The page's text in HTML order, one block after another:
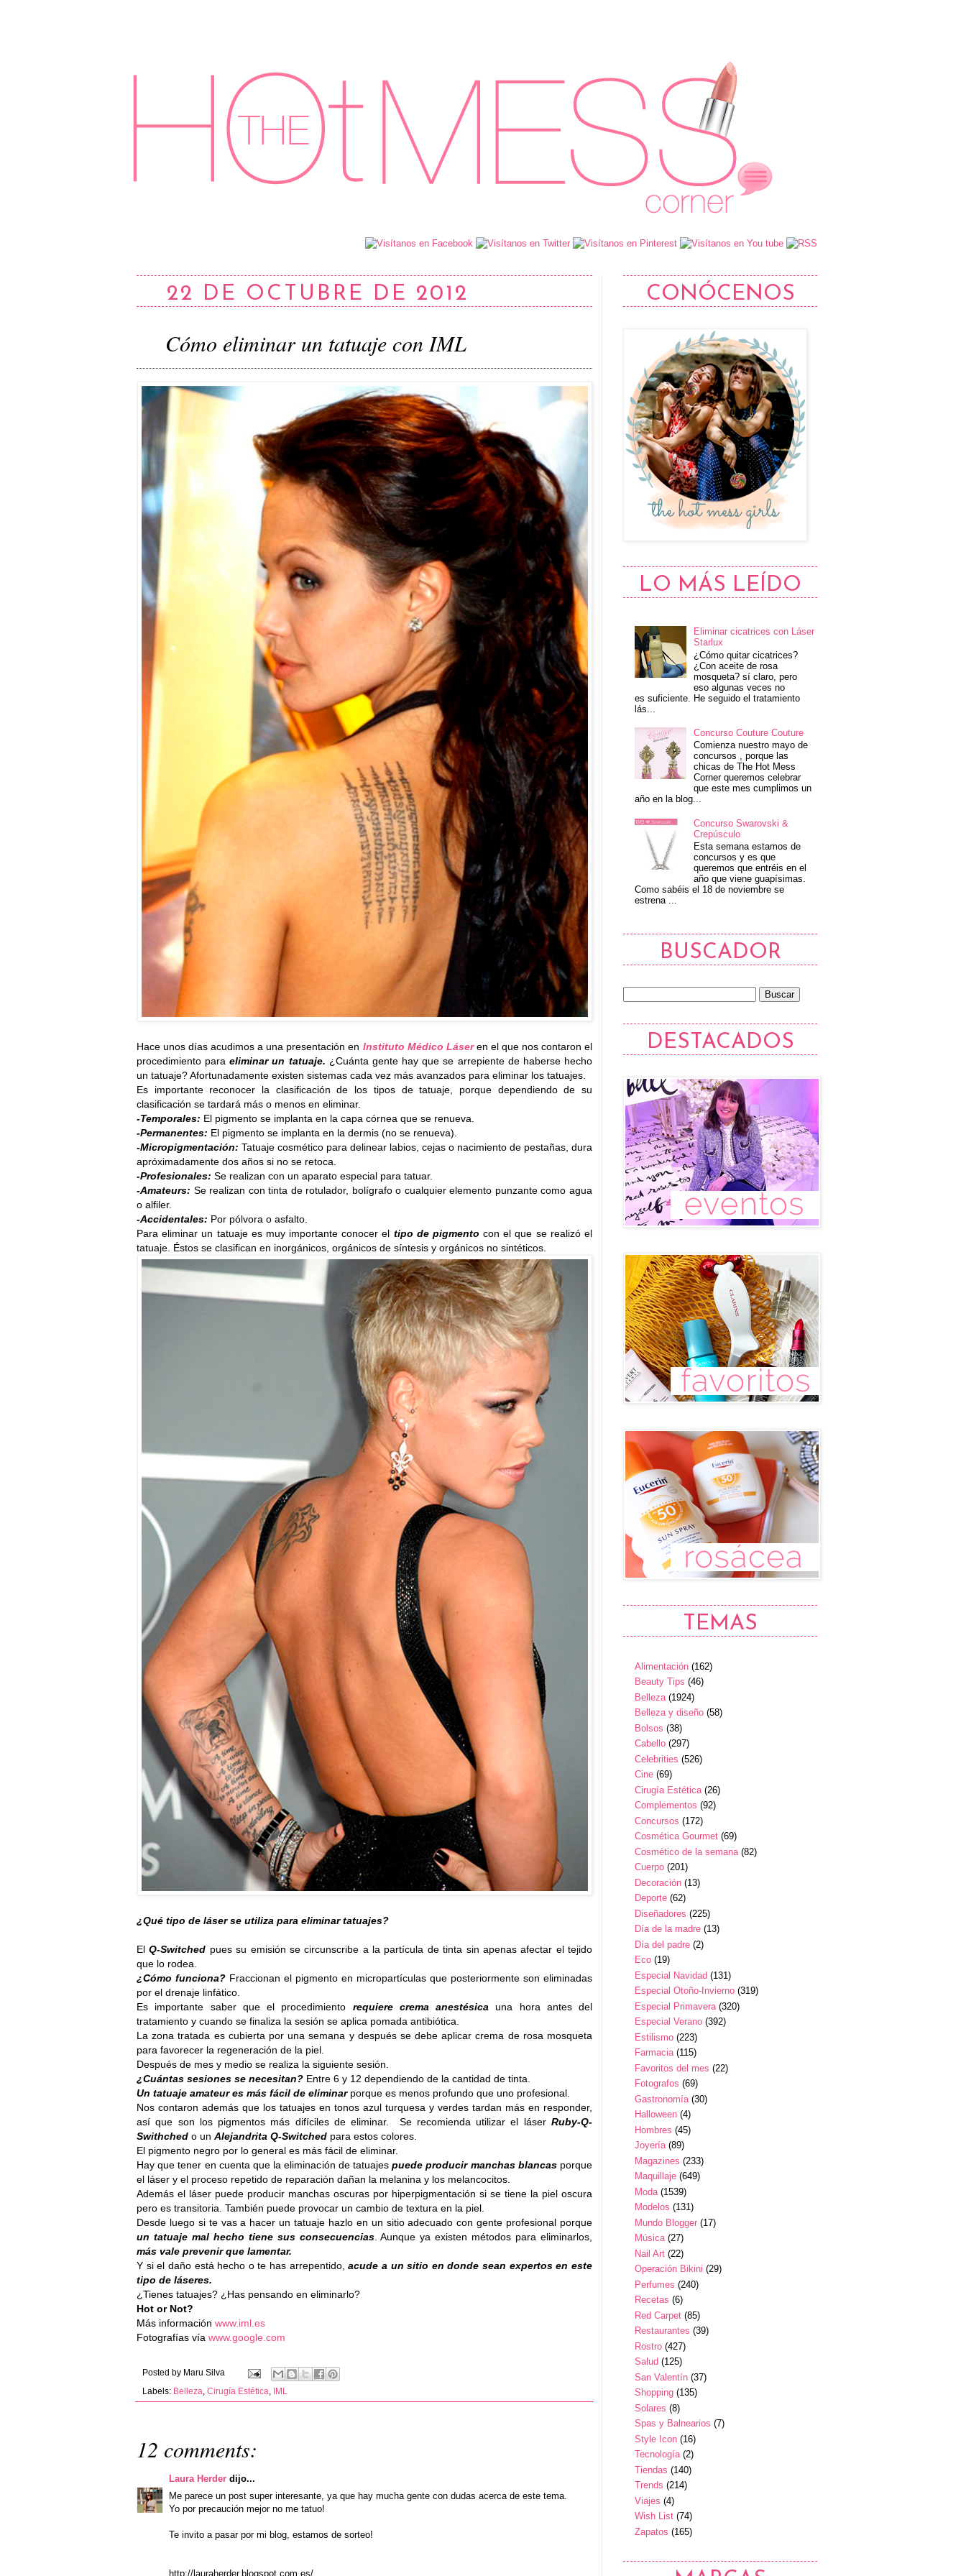
22 DE OCTUBRE DE 2012
Cómo eliminar un tatuaje con IML
Hace unos días acudimos a una presentación en Instituto Médico Láseren el que nos contaron el
procedimiento paraeliminar un tatuaje. ¿Cuánta gente hay que se arrepiente de haberse hecho
un tatuaje? Afortunadamente existen sistemas cada vez más avanzados para eliminar los tatuajes.
Es importante reconocer la clasificación de los tipos de tatuaje, porque dependiendo de su
clasificación se tardará más o menos en eliminar.
-Temporales: El pigmento se implanta en la capa córnea que se renueva.
-Permanentes: El pigmento se implanta en la dermis (no se renueva).
-Micropigmentación: Tatuaje cosmético para delinear labios, cejas o nacimiento de pestañas, dura
apróximadamente dos años si no se retoca.
-Profesionales: Se realizan con un aparato especial para tatuar.
-Amateurs: Se realizan con tinta de rotulador, bolígrafo o cualquier elemento punzante como agua
o alfiler.
-Accidentales: Por pólvora o asfalto.
Para eliminar un tatuaje es muy importante conocer el tipo de pigmento con el que se realizó el
tatuaje. Éstos se clasifican en inorgánicos, orgánicos de síntesis y orgánicos no sintéticos.
¿Qué tipo de láser se utiliza para eliminar tatuajes?
ElQ-Switched pues su emisión se circunscribe a la partícula de tinta sin apenas afectar el tejido
que lo rodea.
¿Cómo funciona? Fraccionan el pigmento en micropartículas que posteriormente son eliminadas
por el drenaje linfático.
Es importante saber que el procedimiento requiere crema anestésica una hora antes del
tratamiento y cuando se finaliza la sesión se aplica pomada antibiótica.
La zona tratada es cubierta por una semana y después se debe aplicar crema de rosa mosqueta
para favorecer la regeneración de la piel.
Después de mes y medio se realiza la siguiente sesión.
¿Cuántas sesiones se necesitan? Entre 6 y 12 dependiendo de la cantidad de tinta.
Un tatuaje amateur es más fácil de eliminarporque es menos profundo que uno profesional.
Nos contaron además que los tatuajes en tonos azul turquesa y verdes tardan más en responder,
así que son los pigmentos más difíciles de eliminar. Se recomienda utilizar el láser Ruby-Q-
Swithched o un Alejandrita Q-Switched para estos colores.
El pigmento negro por lo general es más fácil de eliminar.
Hay que tener en cuenta que la eliminación de tatuajespuede producir manchas blancasporque
el láser y el proceso repetido de reparación dañan la melanina y los melancocitos.
Además el láser puede producir manchas oscuras por hiperpigmentación si se tiene la piel oscura
pero es transitoria. También puede provocar un cambio de textura en la piel.
Desde luego si te vas a hacer un tatuaje hazlo en un sitio adecuado con gente profesional porque
un tatuaje mal hecho tiene sus consecuencias. Aunque ya existen métodos para eliminarlos,
más vale prevenir que lamentar.
Y si el daño está hecho o te has arrepentido, acude a un sitio en donde sean expertos en este
tipo de láseres.
¿Tienes tatuajes? ¿Has pensando en eliminarlo?
Hot or Not?
Más información www.iml.es
Fotografías vía www.google.com
Posted by Maru Silva
Labels: Belleza Cirugía Estética IML
12 comments:
Laura Herder dijo...
Me parece un post super interesante, ya que hay mucha gente con dudas acerca de este tema.
Yo por precaución mejor no me tatuo!
Te invito a pasar por mi blog, estamos de sorteo!
http://lauraherder.blogspot.com.es/
CONÓCENOS
LO MÁS LEÍDO
Eliminar cicatrices con Láser
Starlux
¿Cómo quitar cicatrices?
¿Con aceite de rosa
mosqueta? sí claro, pero
eso algunas veces no
es suficiente. He seguido el tratamiento
lás...
Concurso Couture Couture
Comienza nuestro mayo de
concursos , porque las
chicas de The Hot Mess
Corner queremos celebrar
que este mes cumplimos un
año en la blog...
Concurso Swarovski &
Crepúsculo
Esta semana estamos de
concursos y es que
queremos que entréis en el
año que viene guapísimas.
Como sabéis el 18 de noviembre se
estrena ...
BUSCADOR
DESTACADOS
TEMAS
Alimentación (162)
Beauty Tips (46)
Belleza (1924)
Belleza y diseño (58)
Bolsos (38)
Cabello (297)
Celebrities (526)
Cine (69)
Cirugía Estética (26)
Complementos (92)
Concursos (172)
Cosmética Gourmet (69)
Cosmético de la semana (82)
Cuerpo (201)
Decoración (13)
Deporte (62)
Diseñadores (225)
Día de la madre (13)
Día del padre (2)
Eco (19)
Especial Navidad (131)
Especial Otoño-Invierno (319)
Especial Primavera (320)
Especial Verano (392)
Estilismo (223)
Farmacia (115)
Favoritos del mes (22)
Fotografos (69)
Gastronomía (30)
Halloween (4)
Hombres (45)
Joyería (89)
Magazines (233)
Maquillaje (649)
Moda (1539)
Modelos (131)
Mundo Blogger (17)
Música (27)
Nail Art (22)
Operación Bikini (29)
Perfumes (240)
Recetas (6)
Red Carpet (85)
Restaurantes (39)
Rostro (427)
Salud (125)
San Valentín (37)
Shopping (135)
Solares (8)
Spas y Balnearios (7)
Style Icon (16)
Tecnología (2)
Tiendas (140)
Trends (214)
Viajes (4)
Wish List (74)
Zapatos (165)